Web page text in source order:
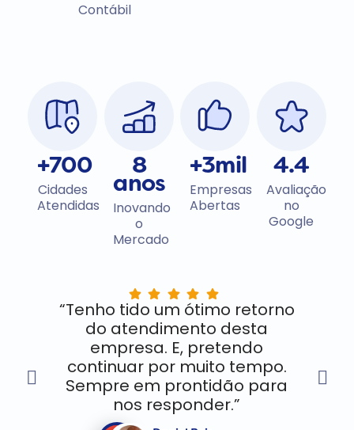
Contábil
+700
Cidades
Atendidas
8
anos
Inovando
o
Mercado
+3mil
Empresas
Abertas
4.4
Avaliação
no
Google
“Tenho tido um ótimo retorno
do atendimento desta
empresa. E, pretendo
continuar por muito tempo.
Sempre em prontidão para
nos responder.”